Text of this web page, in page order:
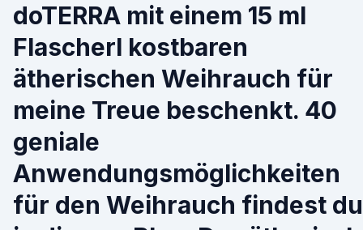
doTERRA mit einem 15 ml
Flascherl kostbaren
ätherischen Weihrauch für
meine Treue beschenkt. 40
geniale
Anwendungsmöglichkeiten
für den Weihrauch findest du